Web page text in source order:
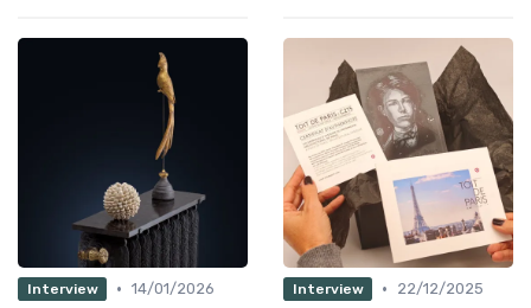
Interview • 14/01/2026
Interview •
22/12/2025